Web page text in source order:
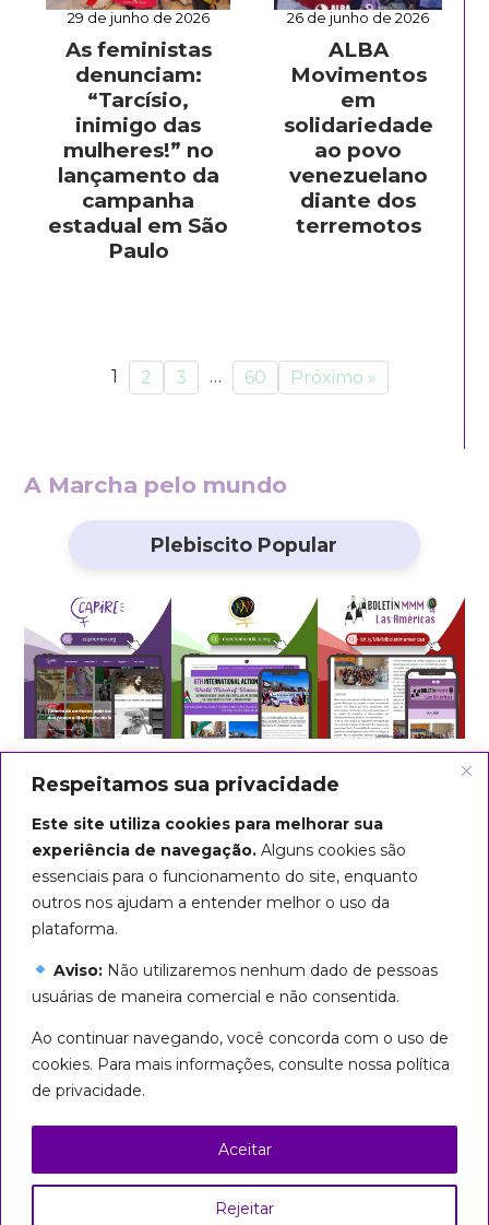
Respeitamos sua privacidade
Este site utiliza cookies para melhorar sua
experiência de navegação. Alguns cookies são
essenciais para o funcionamento do site, enquanto
outros nos ajudam a entender melhor o uso da
plataforma.
Aviso:Não utilizaremos nenhum dado de pessoas
usuárias de maneira comercial e não consentida.
Ao continuar navegando, você concorda com o uso de
cookies. Para mais informações, consulte nossa política
de privacidade.
Rejeitar
Aceitar
29 de junho de 2026
As feministas
denunciam:
“Tarcísio,
inimigo das
mulheres!” no
lançamento da
campanha
estadual em São
Paulo
26 de junho de 2026
ALBA
Movimentos
em
solidariedade
ao povo
venezuelano
diante dos
terremotos
1 2 3 … 60 Próximo »
A Marcha pelo mundo
Plebiscito Popular
Seguiremos em marcha até que
todas sejamos livres!
Creative Commons
Atribuição – Uso Não Comercial – Partilha nos
Mesmos Termos 3.0 Brasil